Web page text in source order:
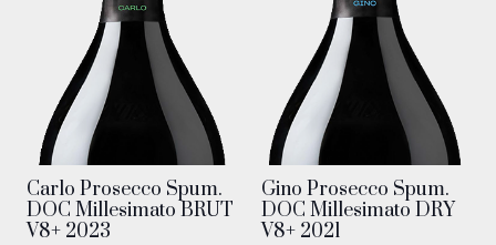
Carlo Prosecco Spum.
DOC Millesimato BRUT
V8+ 2023
Gino Prosecco Spum.
DOC Millesimato DRY
V8+ 2021